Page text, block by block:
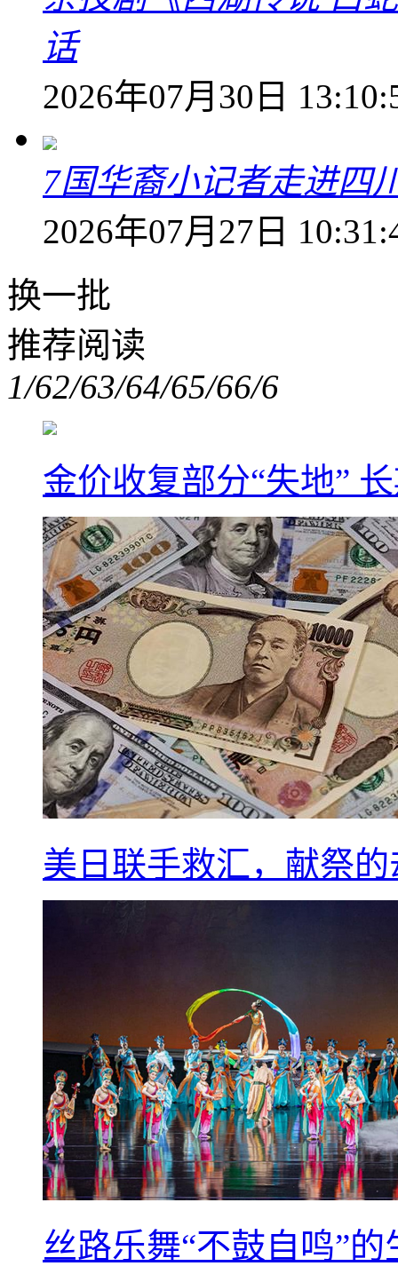
话
2026年07月30日
7国华裔小记者走进四
2026年07月27日
换一批
推荐阅读
1/62/63/64/65/66/6
金价收复部分“失地”
美日联手救汇，献祭
丝路乐舞“不鼓自鸣”